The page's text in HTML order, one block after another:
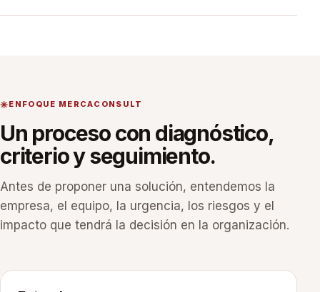
ENFOQUE MERCACONSULT
Un proceso con diagnóstico,
criterio y seguimiento.
Antes de proponer una solución, entendemos la
empresa, el equipo, la urgencia, los riesgos y el
impacto que tendrá la decisión en la organización.